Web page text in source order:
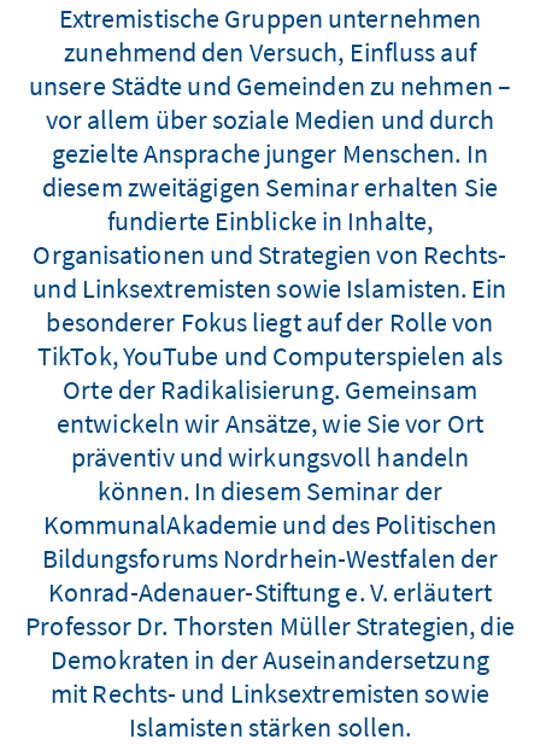
Extremistische Gruppen unternehmen
zunehmend den Versuch, Einfluss auf
unsere Städte und Gemeinden zu nehmen –
vor allem über soziale Medien und durch
gezielte Ansprache junger Menschen. In
diesem zweitägigen Seminar erhalten Sie
fundierte Einblicke in Inhalte,
Organisationen und Strategien von Rechts-
und Linksextremisten sowie Islamisten. Ein
besonderer Fokus liegt auf der Rolle von
TikTok, YouTube und Computerspielen als
Orte der Radikalisierung. Gemeinsam
entwickeln wir Ansätze, wie Sie vor Ort
präventiv und wirkungsvoll handeln
können. In diesem Seminar der
KommunalAkademie und des Politischen
Bildungsforums Nordrhein-Westfalen der
Konrad-Adenauer-Stiftung e. V. erläutert
Professor Dr. Thorsten Müller Strategien, die
Demokraten in der Auseinandersetzung
mit Rechts- und Linksextremisten sowie
Islamisten stärken sollen.